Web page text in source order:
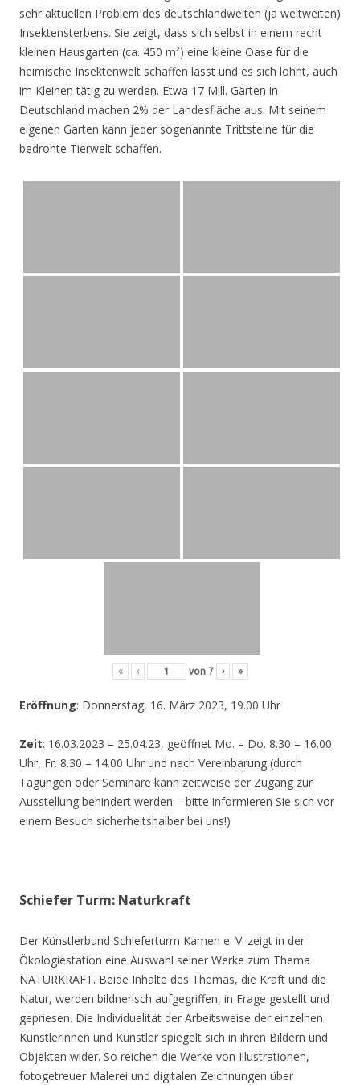
sehr aktuellen Problem des deutschlandweiten (ja weltweiten)
Insektensterbens. Sie zeigt, dass sich selbst in einem recht
kleinen Hausgarten (ca. 450 m²) eine kleine Oase für die
heimische Insektenwelt schaffen lässt und es sich lohnt, auch
im Kleinen tätig zu werden. Etwa 17 Mill. Gärten in
Deutschland machen 2% der Landesfläche aus. Mit seinem
eigenen Garten kann jeder sogenannte Trittsteine für die
bedrohte Tierwelt schaffen.
« ‹ von 7 › »
Eröffnung: Donnerstag, 16. März 2023, 19.00 Uhr
Zeit: 16.03.2023 – 25.04.23, geöffnet Mo. – Do. 8.30 – 16.00
Uhr, Fr. 8.30 – 14.00 Uhr und nach Vereinbarung (durch
Tagungen oder Seminare kann zeitweise der Zugang zur
Ausstellung behindert werden – bitte informieren Sie sich vor
einem Besuch sicherheitshalber bei uns!)
Schiefer Turm: Naturkraft
Der Künstlerbund Schieferturm Kamen e. V. zeigt in der
Ökologiestation eine Auswahl seiner Werke zum Thema
NATURKRAFT. Beide Inhalte des Themas, die Kraft und die
Natur, werden bildnerisch aufgegriffen, in Frage gestellt und
gepriesen. Die Individualität der Arbeitsweise der einzelnen
Künstlerinnen und Künstler spiegelt sich in ihren Bildern und
Objekten wider. So reichen die Werke von Illustrationen,
fotogetreuer Malerei und digitalen Zeichnungen über